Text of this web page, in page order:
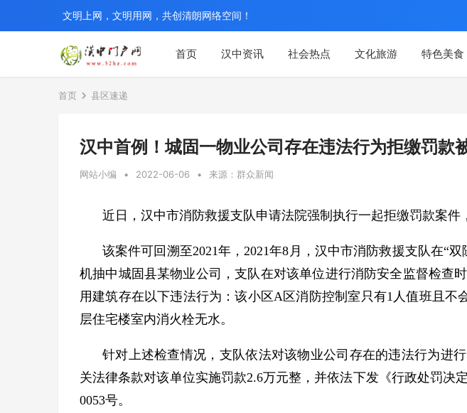
首页 汉中资讯 社会热点 文化旅游 特色美食
文明上网，文明用网，共创清朗网络空间！
首页 县区速递
汉中首例！城固一物业公司存在违法行为拒缴罚款
网站小编 • 2022-06-06 • 来源：群众新闻
近日，汉中市消防救援支队申请法院强制执行一起拒缴罚款案件
该案件可回溯至2021年，2021年8月，汉中市消防救援支队在“
机抽中城固县某物业公司，支队在对该单位进行消防安全监督检查
用建筑存在以下违法行为：该小区A区消防控制室只有1人值班且不
层住宅楼室内消火栓无水。
针对上述检查情况，支队依法对该物业公司存在的违法行为进
关法律条款对该单位实施罚款2.6万元整，并依法下发《行政处罚决
0053号。